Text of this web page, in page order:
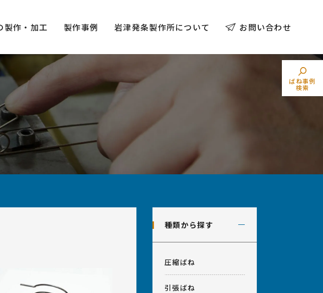
ント
設計相談・アフターフォロー
製作・加工
引張ばね（引きばね）
トーションばね
（ねじりコイルばね）
ベンダー加工、プレス加工、
その他
製作事例
種類×素材でばねを探す
岩津発条製作所について お問い合わせ
ばね事例
検索
種類から探す
圧縮ばね
引張ばね